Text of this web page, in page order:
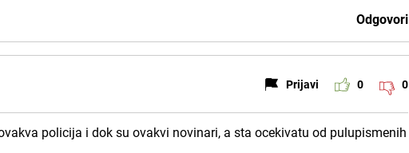
Odgovori
Prijavi 0 0
policija i dok su ovakvi novinari, a sta ocekivatu od pulupismenih